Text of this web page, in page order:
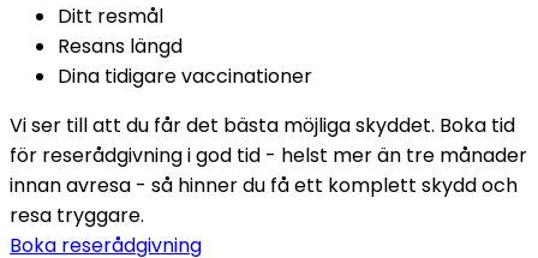
Ditt resmål
Resans längd
Dina tidigare vaccinationer
Vi ser till att du får det bästa möjliga skyddet. Boka tid
för reserådgivning i god tid - helst mer än tre månader
innan avresa - så hinner du få ett komplett skydd och
resa tryggare.
Boka reserådgivning